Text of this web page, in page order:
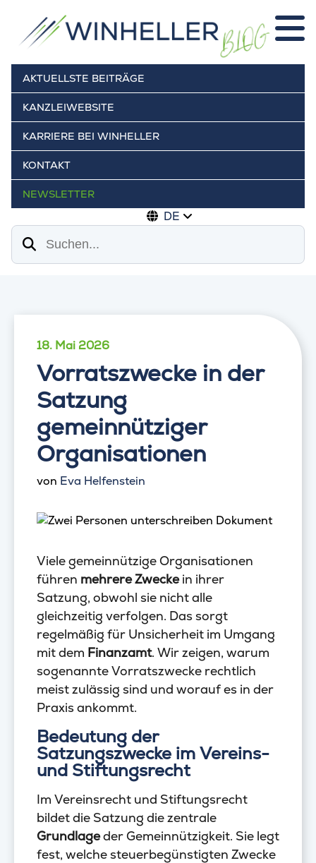
AKTUELLSTE BEITRÄGE
KANZLEIWEBSITE
KARRIERE BEI WINHELLER
KONTAKT
NEWSLETTER
DE
Suchen
18. Mai 2026
Vorratszwecke in der
Satzung
gemeinnütziger
Organisationen
von Eva Helfenstein
Viele gemeinnützige Organisationen
führen mehrere Zweckein ihrer
Satzung, obwohl sie nicht alle
gleichzeitig verfolgen. Das sorgt
regelmäßig für Unsicherheit im Umgang
mit dem Finanzamt. Wir zeigen, warum
sogenannte Vorratszwecke rechtlich
meist zulässig sind und worauf es in der
Praxis ankommt.
Bedeutung der
Satzungszwecke im Vereins-
und Stiftungsrecht
Im Vereinsrecht und Stiftungsrecht
bildet die Satzung die zentrale
Grundlageder Gemeinnützigkeit. Sie legt
fest, welche steuerbegünstigten Zwecke